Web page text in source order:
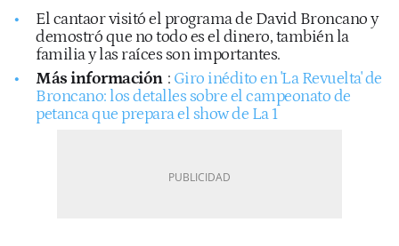
El cantaor visitó el programa de David Broncano y
demostró que no todo es el dinero, también la
familia y las raíces son importantes.
Más información : Giro inédito en 'La Revuelta' de
Broncano: los detalles sobre el campeonato de
petanca que prepara el show de La 1